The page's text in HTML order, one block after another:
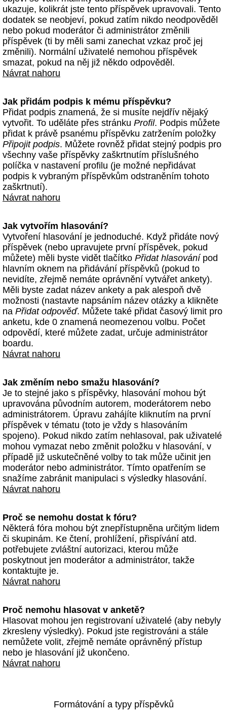
ukazuje, kolikrát jste tento příspěvek upravovali. Tento
dodatek se neobjeví, pokud zatím nikdo neodpověděl
nebo pokud moderátor či administrátor změnili
příspěvek (ti by měli sami zanechat vzkaz proč jej
změnili). Normální uživatelé nemohou příspěvek
smazat, pokud na něj již někdo odpověděl.
Návrat nahoru
Jak přidám podpis k mému příspěvku?
Přidat podpis znamená, že si musíte nejdřív nějaký
vytvořit. To uděláte přes stránku Profil. Podpis můžete
přidat k právě psanému příspěvku zatržením položky
Připojit podpis. Můžete rovněž přidat stejný podpis pro
všechny vaše příspěvky zaškrtnutím příslušného
políčka v nastavení profilu (je možné nepřidávat
podpis k vybraným příspěvkům odstraněním tohoto
zaškrtnutí).
Návrat nahoru
Jak vytvořím hlasování?
Vytvoření hlasování je jednoduché. Když přidáte nový
příspěvek (nebo upravujete první příspěvek, pokud
můžete) měli byste vidět tlačítko Přidat hlasovánípod
hlavním oknem na přidávání příspěvků (pokud to
nevidíte, zřejmě nemáte oprávnění vytvářet ankety).
Měli byste zadat název ankety a pak alespoň dvě
možnosti (nastavte napsáním název otázky a klikněte
na Přidat odpověď. Můžete také přidat časový limit pro
anketu, kde 0 znamená neomezenou volbu. Počet
odpovědí, které můžete zadat, určuje administrátor
boardu.
Návrat nahoru
Jak změním nebo smažu hlasování?
Je to stejné jako s příspěvky, hlasování mohou být
upravována původním autorem, moderátorem nebo
administrátorem. Úpravu zahájíte kliknutím na první
příspěvek v tématu (toto je vždy s hlasováním
spojeno). Pokud nikdo zatím nehlasoval, pak uživatelé
mohou vymazat nebo změnit položku v hlasování, v
případě již uskutečněné volby to tak může učinit jen
moderátor nebo administrátor. Tímto opatřením se
snažíme zabránit manipulaci s výsledky hlasování.
Návrat nahoru
Proč se nemohu dostat k fóru?
Některá fóra mohou být znepřístupněna určitým lidem
či skupinám. Ke čtení, prohlížení, přispívání atd.
potřebujete zvláštní autorizaci, kterou může
poskytnout jen moderátor a administrátor, takže
kontaktujte je.
Návrat nahoru
Proč nemohu hlasovat v anketě?
Hlasovat mohou jen registrovaní uživatelé (aby nebyly
zkresleny výsledky). Pokud jste registrováni a stále
nemůžete volit, zřejmě nemáte oprávněný přístup
nebo je hlasování již ukončeno.
Návrat nahoru
Formátování a typy příspěvků